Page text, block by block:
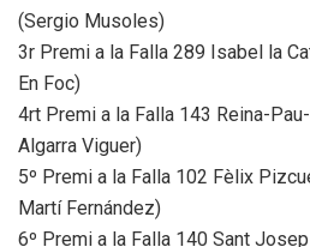
(Sergio Musoles)
3r Premi a la Falla 289 Isabel la
En Foc)
4rt Premi a la Falla 143 Reina-
Algarra Viguer)
5º Premi a la Falla 102 Fèlix
Martí Fernández)
6º Premi a la Falla 140 Sant